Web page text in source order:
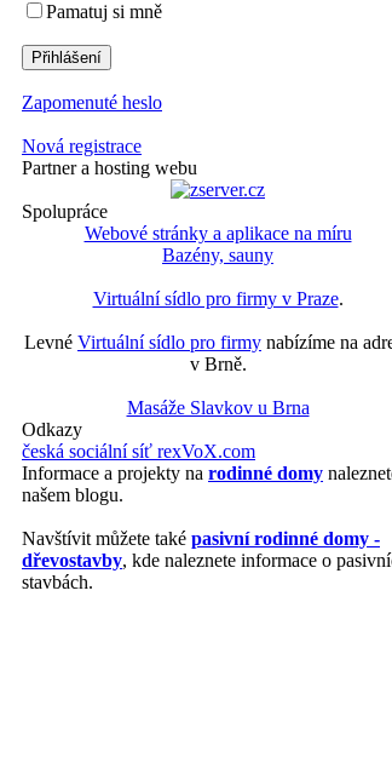
Pamatuj si mně
Zapomenuté heslo
Nová registrace
Partner a hosting webu
Spolupráce
Webové stránky a aplikace na míru
Bazény, sauny
Virtuální sídlo pro firmy v Praze.
Levné Virtuální sídlo pro firmy nabízíme na
v Brně.
Masáže Slavkov u Brna
Odkazy
česká sociální síť rexVoX.com
Informace a projekty na rodinné domy
našem blogu.
Navštívit můžete také pasivní rodinné domy -
dřevostavby, kde naleznete informace o
stavbách.